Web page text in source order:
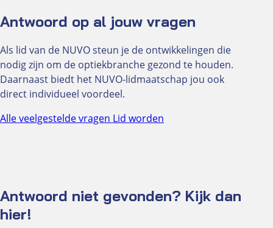
Antwoord op al jouw vragen
Als lid van de NUVO steun je de ontwikkelingen die
nodig zijn om de optiekbranche gezond te houden.
Daarnaast biedt het NUVO-lidmaatschap jou ook
direct individueel voordeel.
Alle veelgestelde vragen Lid worden
Antwoord niet gevonden? Kijk dan
hier!